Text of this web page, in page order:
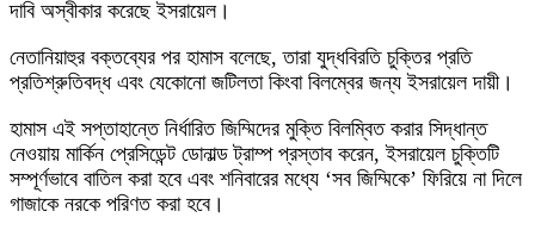
দাবি অস্বীকার করেছে ইসরায়েল।
নেতানিয়াহুর বক্তব্যের পর হামাস বলেছে, তারা যুদ্ধবিরতি চুক্তির প্রতি
প্রতিশ্রুতিবদ্ধ এবং যেকোনো জটিলতা কিংবা বিলম্বের জন্য ইসরায়েল দায়ী।
হামাস এই সপ্তাহান্তে নির্ধারিত জিম্মিদের মুক্তি বিলম্বিত করার সিদ্ধান্ত
নেওয়ায় মার্কিন প্রেসিডেন্ট ডোনাল্ড ট্রাম্প প্রস্তাব করেন, ইসরায়েল চুক্তিটি
সম্পূর্ণভাবে বাতিল করা হবে এবং শনিবারের মধ্যে ‘সব জিম্মিকে’ ফিরিয়ে না দিলে
গাজাকে নরকে পরিণত করা হবে।